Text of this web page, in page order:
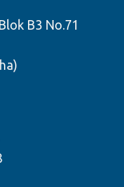
B3 No.71